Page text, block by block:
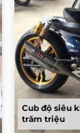
Cub độ siêu
trăm triệu